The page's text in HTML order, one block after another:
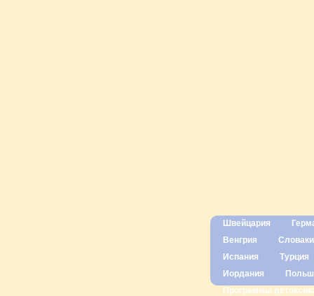
Швейцария
Венгрия
Испания
Турция
Иордания
Программы